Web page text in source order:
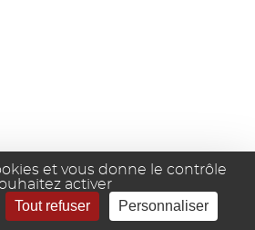
et vous donne le contrôle
activer
Tout refuser Personnaliser